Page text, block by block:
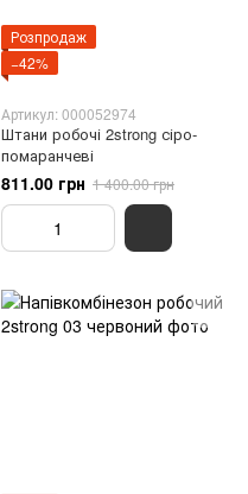
Розпродаж
−42%
Артикул: 000052974
Штани робочі 2strong сіро-
помаранчеві
811.00 грн 1 400.00 грн